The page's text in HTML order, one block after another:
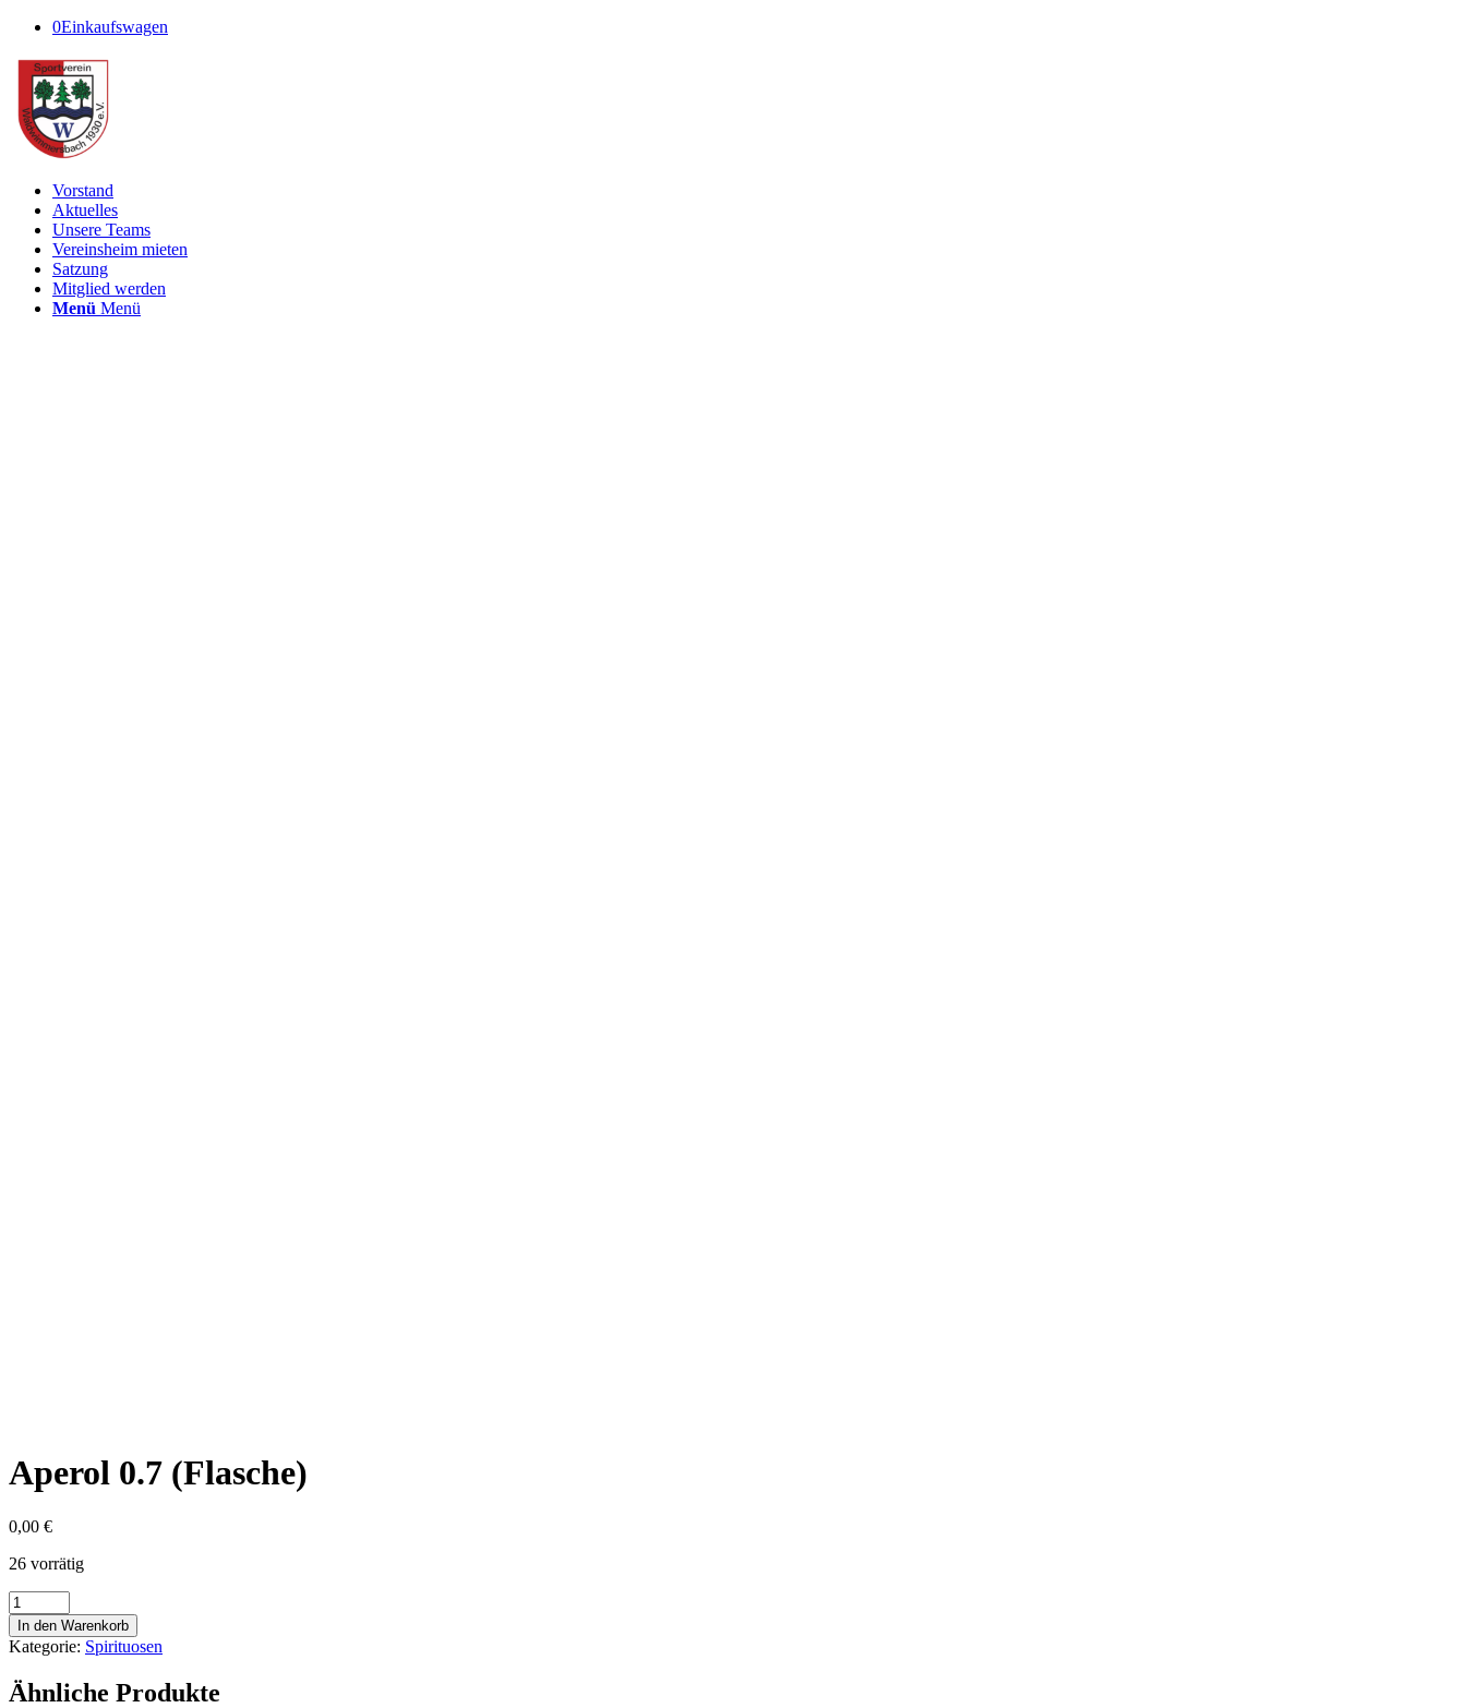
0Einkaufswagen
Vorstand
Aktuelles
Unsere Teams
Vereinsheim mieten
Satzung
Mitglied werden
Menü Menü
Aperol 0.7 (Flasche)
0,00 €
26 vorrätig
Aperol
0.7
(Flasche)
Menge
In den Warenkorb
Kategorie: Spirituosen
Ähnliche Produkte